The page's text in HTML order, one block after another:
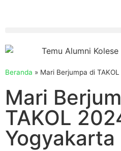
Beranda » Mari Berjumpa di
Mari
TAKOL
Yogyakarta